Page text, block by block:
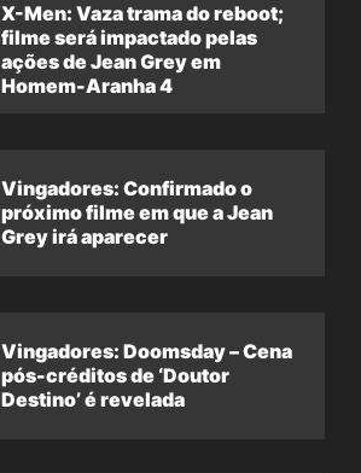
X-Men: Vaza trama do reboot;
filme será impactado pelas
ações de Jean Grey em
Homem-Aranha 4
Vingadores: Confirmado o
próximo filme em que a Jean
Grey irá aparecer
Vingadores: Doomsday – Cena
pós-créditos de ‘Doutor
Destino’ é revelada